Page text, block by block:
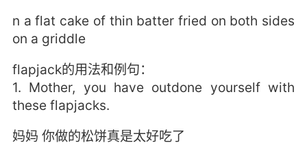
n a flat cake of thin batter fried on both sides
on a griddle
flapjack的用法和例句：
1. Mother, you have outdone yourself with
these flapjacks.
妈妈 你做的松饼真是太好吃了